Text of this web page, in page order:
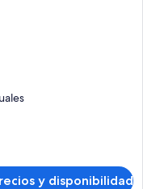
y disponibilidad